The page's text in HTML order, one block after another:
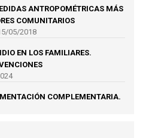
ISOTÓPICA DE
DE ENFERMERÍA
ANTROPOMÉTRICAS MÁS
COMUNITARIOS
05/2018
EN LOS FAMILIARES.
COMPLEMENTARIA.